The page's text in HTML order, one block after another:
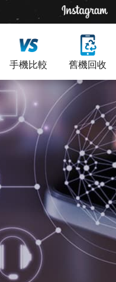
手機比較 舊機回收